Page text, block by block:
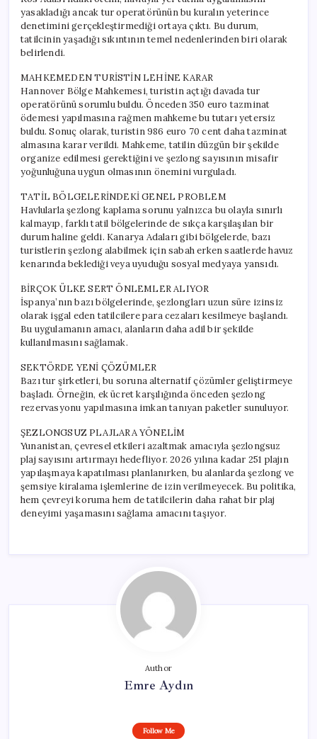
yasakladığı ancak tur operatörünün bu kuralın yeterince
denetimini gerçekleştirmediği ortaya çıktı. Bu durum,
tatilcinin yaşadığı sıkıntının temel nedenlerinden biri olarak
belirlendi.
MAHKEMEDEN TURİSTİN LEHİNE KARAR
Hannover Bölge Mahkemesi, turistin açtığı davada tur
operatörünü sorumlu buldu. Önceden 350 euro tazminat
ödemesi yapılmasına rağmen mahkeme bu tutarı yetersiz
buldu. Sonuç olarak, turistin 986 euro 70 cent daha tazminat
almasına karar verildi. Mahkeme, tatilin düzgün bir şekilde
organize edilmesi gerektiğini ve şezlong sayısının misafir
yoğunluğuna uygun olmasının önemini vurguladı.
TATİL BÖLGELERİNDEKİ GENEL PROBLEM
Havlularla şezlong kaplama sorunu yalnızca bu olayla sınırlı
kalmayıp, farklı tatil bölgelerinde de sıkça karşılaşılan bir
durum haline geldi. Kanarya Adaları gibi bölgelerde, bazı
turistlerin şezlong alabilmek için sabah erken saatlerde havuz
kenarında beklediği veya uyuduğu sosyal medyaya yansıdı.
BİRÇOK ÜLKE SERT ÖNLEMLER ALIYOR
İspanya’nın bazı bölgelerinde, şezlongları uzun süre izinsiz
olarak işgal eden tatilcilere para cezaları kesilmeye başlandı.
Bu uygulamanın amacı, alanların daha adil bir şekilde
kullanılmasını sağlamak.
SEKTÖRDE YENİ ÇÖZÜMLER
Bazı tur şirketleri, bu soruna alternatif çözümler geliştirmeye
başladı. Örneğin, ek ücret karşılığında önceden şezlong
rezervasyonu yapılmasına imkan tanıyan paketler sunuluyor.
ŞEZLONGSUZ PLAJLARA YÖNELİM
Yunanistan, çevresel etkileri azaltmak amacıyla şezlongsuz
plaj sayısını artırmayı hedefliyor. 2026 yılına kadar 251 plajın
yapılaşmaya kapatılması planlanırken, bu alanlarda şezlong ve
şemsiye kiralama işlemlerine de izin verilmeyecek. Bu politika,
hem çevreyi koruma hem de tatilcilerin daha rahat bir plaj
deneyimi yaşamasını sağlama amacını taşıyor.
Author
Emre Aydın
Follow Me